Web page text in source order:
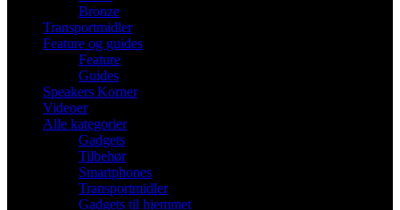
Bronze
Transportmidler
Feature og guides
Feature
Guides
Speakers Korner
Videoer
Alle kategorier
Gadgets
Tilbehør
Smartphones
Transportmidler
Gadgets til hjemmet